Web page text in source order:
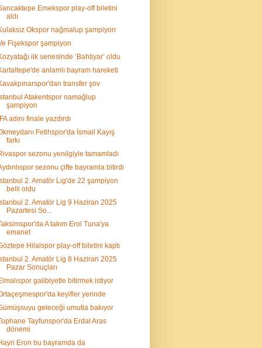
Emekspor play-off biletini
aldı
Okspor nağmalup şampiyon
Fişekspor şampiyon
ilk senesinde ‘Bahtiyar’ oldu
anlamlı bayram hareketi
transfer şov
Atakentspor namağlup
şampiyon
adını finale yazdırdı
Fetihspor'da İsmail Kayış
farkı
sezonu yenilgiyle tamamladı
sezonu çifte bayramla bitirdi
2. Amatör Lig'de 22 şampiyon
belli oldu
2. Amatör Lig 9 Haziran 2025
Pazartesi So...
A takım Erol Tuna'ya
emanet
Hilalspor play-off biletini kaptı
2. Amatör Lig 8 Haziran 2025
Pazar Sonuçları
galibiyetle bitirmek istiyor
keyifler yerinde
geleceği umutla bakıyor
Tayfunspor'da Erdal Aras
dönemi
Eron bu bayramda da